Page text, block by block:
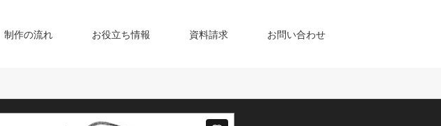
制作の流れ お役立ち情報 資料請求 お問い合わせ